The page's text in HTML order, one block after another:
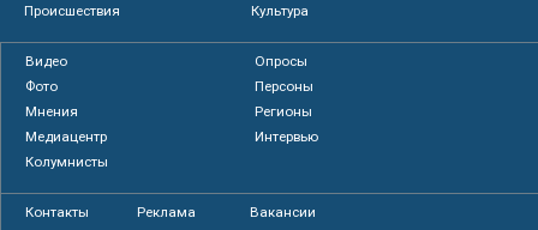
Происшествия
Культура
Видео
Опросы
Фото
Персоны
Мнения
Регионы
Медиацентр
Интервью
Колумнисты
Контакты Реклама Вакансии